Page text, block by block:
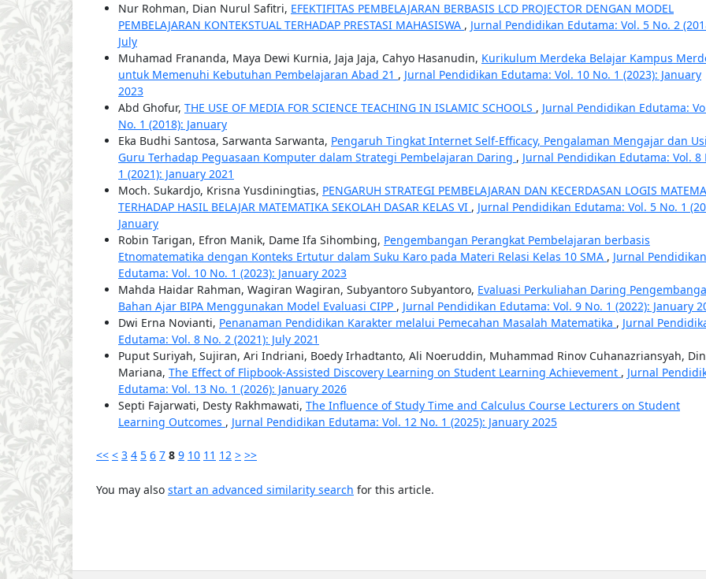
Nur Rohman, Dian Nurul Safitri, EFEKTIFITAS PEMBELAJARAN BERBASIS LCD PROJECTOR DENGAN MODEL
PEMBELAJARAN KONTEKSTUAL TERHADAP PRESTASI MAHASISWA , Jurnal Pendidikan Edutama: Vol. 5 No. 2
July
Muhamad Frananda, Maya Dewi Kurnia, Jaja Jaja, Cahyo Hasanudin, Kurikulum Merdeka Belajar Kampus
untuk Memenuhi Kebutuhan Pembelajaran Abad 21 , Jurnal Pendidikan Edutama: Vol. 10 No. 1 (2023): January
2023
Abd Ghofur, THE USE OF MEDIA FOR SCIENCE TEACHING IN ISLAMIC SCHOOLS , Jurnal Pendidikan Edutama:
No. 1 (2018): January
Eka Budhi Santosa, Sarwanta Sarwanta, Pengaruh Tingkat Internet Self-Efficacy, Pengalaman Mengajar dan
Guru Terhadap Peguasaan Komputer dalam Strategi Pembelajaran Daring , Jurnal Pendidikan Edutama: Vol. 8
1 (2021): January 2021
Moch. Sukardjo, Krisna Yusdiningtias, PENGARUH STRATEGI PEMBELAJARAN DAN KECERDASAN LOGIS
TERHADAP HASIL BELAJAR MATEMATIKA SEKOLAH DASAR KELAS VI , Jurnal Pendidikan Edutama: Vol. 5 No. 1
January
Robin Tarigan, Efron Manik, Dame Ifa Sihombing, Pengembangan Perangkat Pembelajaran berbasis
Etnomatematika dengan Konteks Ertutur dalam Suku Karo pada Materi Relasi Kelas 10 SMA , Jurnal Pendidikan
Edutama: Vol. 10 No. 1 (2023): January 2023
Mahda Haidar Rahman, Wagiran Wagiran, Subyantoro Subyantoro, Evaluasi Perkuliahan Daring
Bahan Ajar BIPA Menggunakan Model Evaluasi CIPP , Jurnal Pendidikan Edutama: Vol. 9 No. 1 (2022): January
Dwi Erna Novianti, Penanaman Pendidikan Karakter melalui Pemecahan Masalah Matematika , Jurnal
Edutama: Vol. 8 No. 2 (2021): July 2021
Puput Suriyah, Sujiran, Ari Indriani, Boedy Irhadtanto, Ali Noeruddin, Muhammad Rinov Cuhanazriansyah,
Mariana, The Effect of Flipbook-Assisted Discovery Learning on Student Learning Achievement , Jurnal
Edutama: Vol. 13 No. 1 (2026): January 2026
Septi Fajarwati, Desty Rakhmawati, The Influence of Study Time and Calculus Course Lecturers on Student
Learning Outcomes , Jurnal Pendidikan Edutama: Vol. 12 No. 1 (2025): January 2025
<< < 3 4 5 6 7 8 9 10 11 12 > >>
You may also start an advanced similarity search for this article.